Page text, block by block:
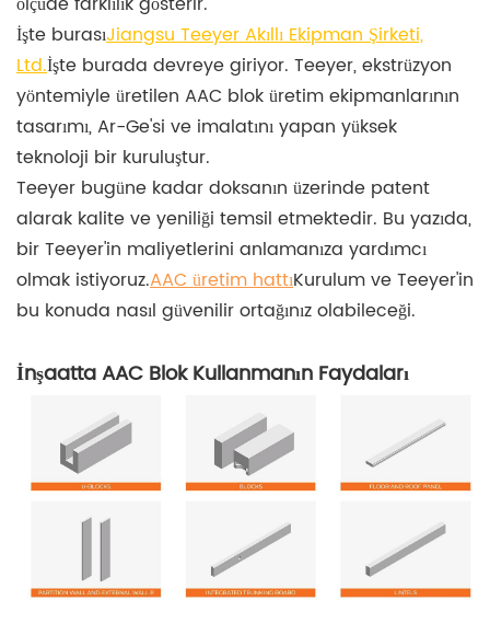
İşte burasıJiangsu Teeyer Akıllı Ekipman Şirketi,
Ltd.İşte burada devreye giriyor. Teeyer, ekstrüzyon
yöntemiyle üretilen AAC blok üretim ekipmanlarının
tasarımı, Ar-Ge'si ve imalatını yapan yüksek
teknoloji bir kuruluştur.
Teeyer bugüne kadar doksanın üzerinde patent
alarak kalite ve yeniliği temsil etmektedir. Bu yazıda,
bir Teeyer'in maliyetlerini anlamanıza yardımcı
olmak istiyoruz.AAC üretim hattıKurulum ve Teeyer'in
bu konuda nasıl güvenilir ortağınız olabileceği.
İnşaatta AAC Blok Kullanmanın Faydaları